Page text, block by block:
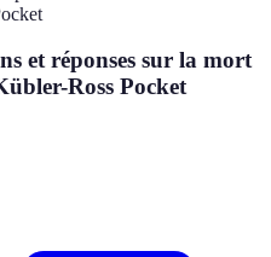
et réponses sur la mort
Ross Pocket